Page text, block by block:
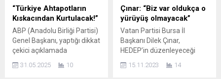
tarafından başlatılan üyelik
kampanyasına güçlü bir
Rozetlerini almak için
Ankara’nın yolunu tutan 650
Balkan göçmeni yeni...
Başkanlığı, 23 Nisan Ulusal
Egemenlik ve Çocuk
Bayramı’nı hastane ziyareti
ve temsili başkanlık
programı ile kutladı. Tedavi
gören...
“Türkiye Ahtapotların
Kıskacından Kurtulacak!”
ABP (Anadolu Birliği Partisi)
Genel Başkanı, yaptığı dikkat
çekici açıklamada
sıkıntılı duruma değinerek,
31.05.2025 10
Çınar: “Biz var oldukça o
yürüyüş olmayacak”
Vatan Partisi Bursa İl
Başkanı Dilek Çınar,
HEDEP’in düzenleyeceği
Öcalan’a Özgürlük
15.11.2023 14